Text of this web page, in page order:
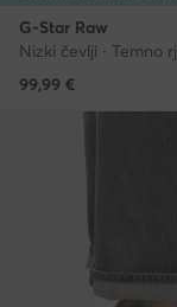
G-Star Raw
Nizki čevlji · Temno
99,99 €